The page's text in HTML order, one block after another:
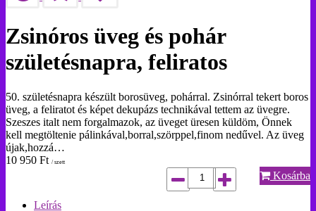
Zsinóros üveg és pohár
születésnapra, feliratos
50. születésnapra készült borosüveg, pohárral. Zsinórral tekert boros
üveg, a feliratot és képet dekupázs technikával tettem az üvegre.
Szeszes italt nem forgalmazok, az üveget üresen küldöm, Önnek
kell megtöltenie pálinkával,borral,szörppel,finom nedűvel. Az üveg
újak,hozzá…
10 950 Ft / szett
Kosárba
Leírás